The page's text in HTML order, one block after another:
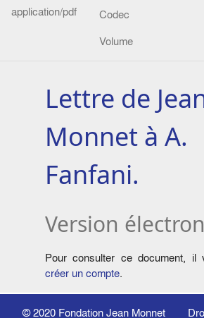
application/pdf
Codec
Volume
Lettre de
Monnet à A.
Fanfani.
Version
Pour consulter ce document, il
créer un compte.
© 2020 Fondation Jean Monnet